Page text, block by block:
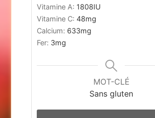
Vitamine A: 1808IU
Vitamine C:48mg
Calcium: 633mg
Fer: 3mg
MOT-CLÉ
Sans gluten